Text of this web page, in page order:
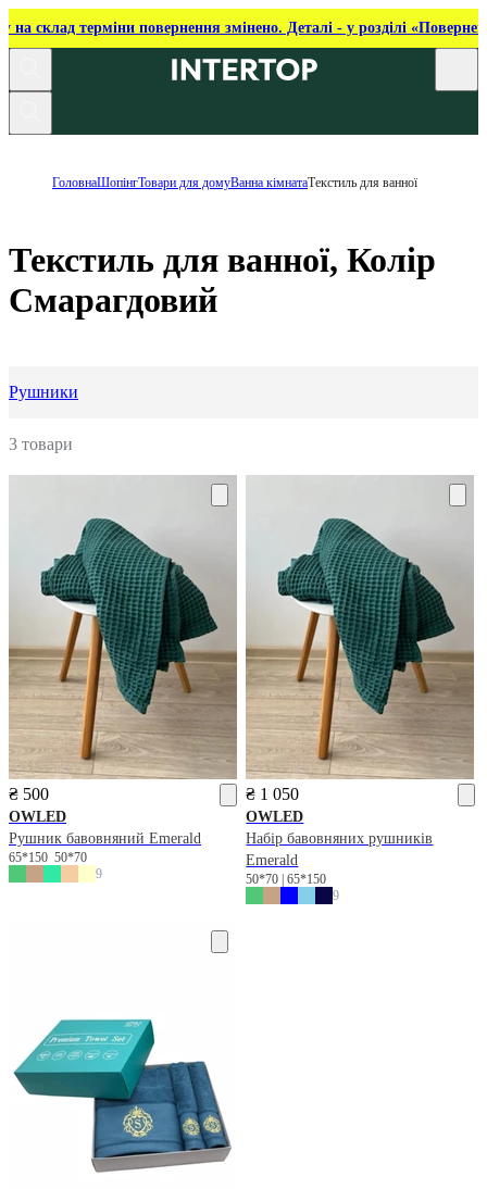
на склад терміни повернення змінено. Деталі - у розділі
ГоловнаШопінгТовари для домуВанна кімнатаТекстиль для ванної
Текстиль для ванної, Колір
Смарагдовий
Рушники
3 товари
₴ 500
OWLED
Рушник бавовняний Emerald
65*150 50*70
9
₴ 1 050
OWLED
Набір бавовняних рушників
Emerald
50*70 | 65*150
9